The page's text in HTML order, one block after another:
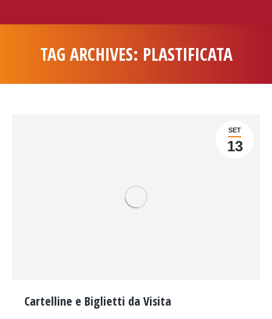
TAG ARCHIVES: PLASTIFICATA
SET
13
Cartelline e Biglietti da Visita